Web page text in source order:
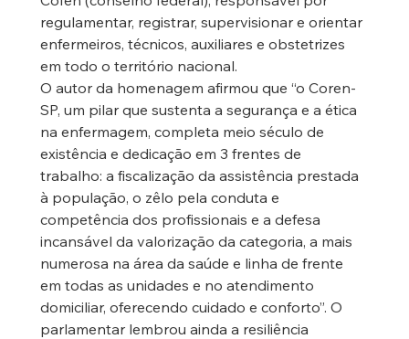
regulamentar, registrar, supervisionar e orientar
enfermeiros, técnicos, auxiliares e obstetrizes
em todo o território nacional.
O autor da homenagem afirmou que “o Coren-
SP, um pilar que sustenta a segurança e a ética
na enfermagem, completa meio século de
existência e dedicação em 3 frentes de
trabalho: a fiscalização da assistência prestada
à população, o zêlo pela conduta e
competência dos profissionais e a defesa
incansável da valorização da categoria, a mais
numerosa na área da saúde e linha de frente
em todas as unidades e no atendimento
domiciliar, oferecendo cuidado e conforto”. O
parlamentar lembrou ainda a resiliência